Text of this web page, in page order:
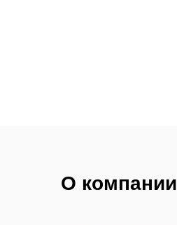
О компании